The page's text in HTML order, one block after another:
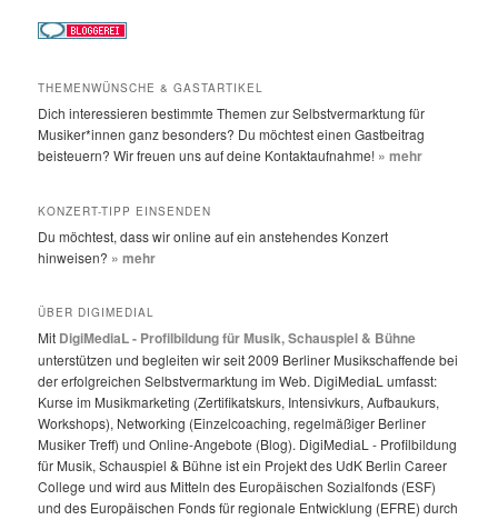
THEMENWÜNSCHE & GASTARTIKEL
Dich interessieren bestimmte Themen zur Selbstvermarktung für
Musiker*innen ganz besonders? Du möchtest einen Gastbeitrag
beisteuern? Wir freuen uns auf deine Kontaktaufnahme! » mehr
KONZERT-TIPP EINSENDEN
Du möchtest, dass wir online auf ein anstehendes Konzert
hinweisen? » mehr
ÜBER DIGIMEDIAL
Mit DigiMediaL - Profilbildung für Musik, Schauspiel & Bühne
unterstützen und begleiten wir seit 2009 Berliner Musikschaffende bei
der erfolgreichen Selbstvermarktung im Web. DigiMediaL umfasst:
Kurse im Musikmarketing (Zertifikatskurs, Intensivkurs, Aufbaukurs,
Workshops), Networking (Einzelcoaching, regelmäßiger Berliner
Musiker Treff) und Online-Angebote (Blog). DigiMediaL - Profilbildung
für Musik, Schauspiel & Bühne ist ein Projekt des UdK Berlin Career
College und wird aus Mitteln des Europäischen Sozialfonds (ESF)
und des Europäischen Fonds für regionale Entwicklung (EFRE) durch